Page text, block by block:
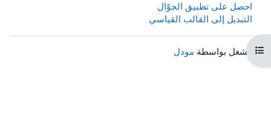
المقرر
احصل على تطبيق الجوّال
التبديل إلى القالب القياسي
مشغل بواسطة مودل